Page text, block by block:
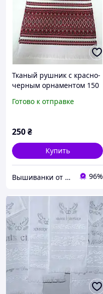
Тканый рушник с красно-
черным орнаментом 150
Готово к отправке
250₴
Купить
Вышиванки от производителя «Волинські візерунки» 96%